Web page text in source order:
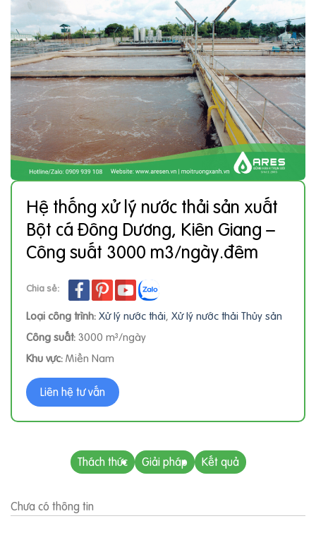
Hệ thống xử lý nước thải sản xuất
Bột cá Đông Dương, Kiên Giang –
Công suất 3000 m3/ngày.đêm
Chia sẻ:
Loại công trình:Xử lý nước thải, Xử lý nước thải Thủy sản
Công suất:3000 m³/ngày
Khu vực:Miền Nam
Liên hệ tư vấn
Thách thức Giải pháp Kết quả
Chưa có thông tin